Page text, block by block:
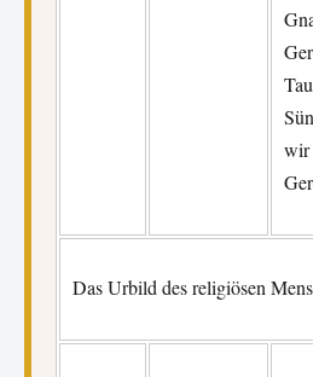
wir
Das Urbild des religiösen